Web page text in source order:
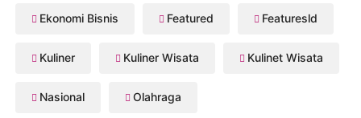
Ekonomi Bisnis Featured Featuresld
Kuliner Kuliner Wisata Kulinet Wisata
Nasional Olahraga